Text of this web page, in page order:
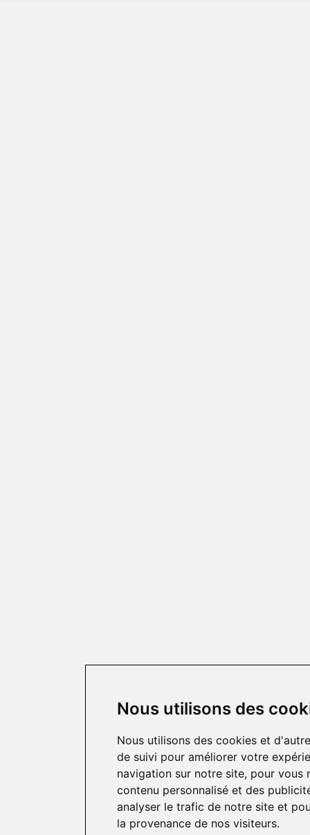
Nous utilisons des
Nous utilisons des cookies et
de suivi pour améliorer votre
navigation sur notre site, pour vous
contenu personnalisé et des
analyser le trafic de notre site et
la provenance de nos visiteurs.